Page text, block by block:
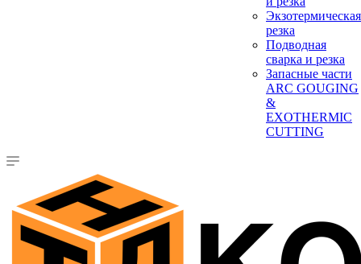
Экзотермическая
резка
Подводная
сварка и резка
Запасные части
ARC GOUGING
&
EXOTHERMIC
CUTTING